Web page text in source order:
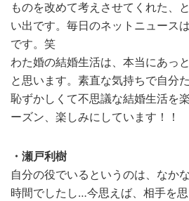
ものを改めて考えさせてくれた、
い出です。毎日のネットニュース
です。笑
わた婚の結婚生活は、本当にあっ
と思います。素直な気持ちで自分
恥ずかしくて不思議な結婚生活を
ーズン、楽しみにしています！！
・瀬戸利樹
自分の役でいるというのは、なか
時間でしたし…今思えば、相手を